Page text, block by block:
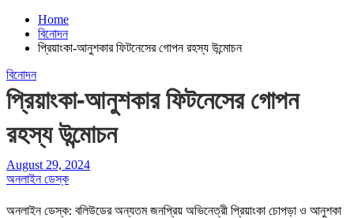
Home
বিনোদন
প্রিয়াংকা-আনুশকার ফিটনেসের গোপন রহস্য উন্মোচন
বিনোদন
প্রিয়াংকা-আনুশকার ফিটনেসের গোপন
রহস্য উন্মোচন
August 29, 2024
অনলাইন ডেস্ক
অনলাইন ডেস্ক: বলিউডের অন্যতম জনপ্রিয় অভিনেত্রী প্রিয়াংকা চোপড়া ও আনুশকা